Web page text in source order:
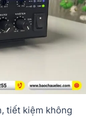
tiết kiệm không